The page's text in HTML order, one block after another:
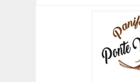
[ 05/08/2026 ]
CRONACA
[ 29/08/2025 ]